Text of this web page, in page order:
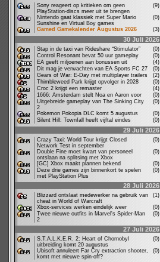
Sony reageert op kritieken om geen
PlayStation-discs meer uit te brengen
(9)
Nintendo gaat klassiek met Super Mario
Sunshine en Virtual Boy games
(0)
Gamed Gamekalender Augustus 2026
(3)
30 Juli 2026
Stap in de taxi van Rideshare “Stimulator”
(0)
Control Resonant bevat 50 uur gameplay
(0)
EA geeft miljoenen aan bonussen uit
(4)
Dit mag je verwachten van EA Sports FC 27
(0)
Gears of War: E-Day met multiplayer trailers
(2)
Thimbleweed Park krijgt opvolger in 2028
(0)
Croc 2 krijgt een remaster
(4)
1666: Amsterdam stelt Noa en Aaron voor
(0)
Uitgebreide gameplay van The Sinking City
2
(0)
Pokemon Pokopia DLC komt 5 augustus
(0)
Silent Hill: Townfall heeft vijftal eindes
(0)
29 Juli 2026
Crazy Taxi: World Tour krijgt Closed
Network Test in september
(0)
Double Fine moet kwart van personeel
ontslaan na splitsing met Xbox
(0)
[GC] Xbox maakt plannen bekend
(0)
Deze drie games zijn binnenkort te spelen
met PlayStation Plus
(0)
28 Juli 2026
Blizzard ontslaat medewerker na gebruik van
cheat in World of Warcraft
(1)
Xbox-services werken eindelijk weer
(0)
Twee nieuwe outfits in Marvel's Spider-Man
2
(0)
27 Juli 2026
S.T.A.L.K.E.R. 2: Heart of Chornobyl
uitbreiding komt 20 augustus
(0)
Ubisoft annuleert Far Cry extraction shooter,
komt met nieuwe spin-off?
(0)